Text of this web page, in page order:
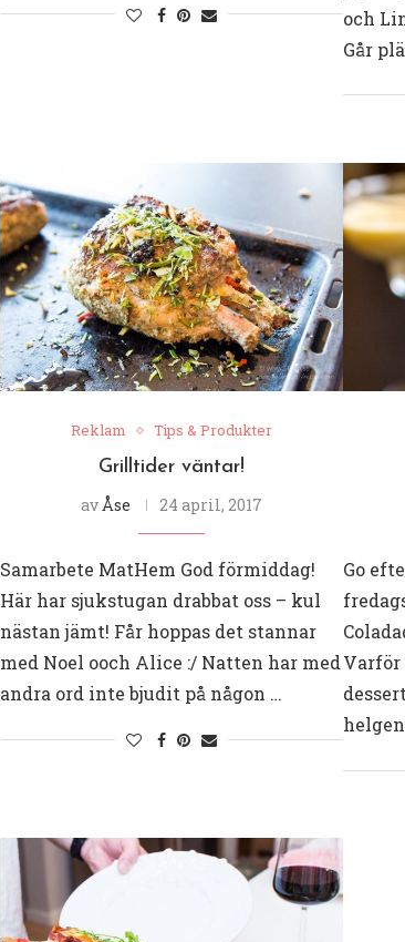
och
Går
Reklam Tips & Produkter
Grilltider väntar!
avÅse 24 april, 2017
Samarbete MatHem God förmiddag!
Här har sjukstugan drabbat oss – kul
nästan jämt! Får hoppas det stannar
med Noel ooch Alice :/ Natten har med
andra ord inte bjudit på någon …
Go
Varför